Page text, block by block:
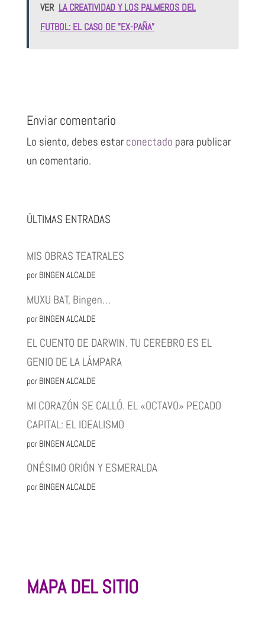
ok Ap
VER LA CREATIVIDAD Y LOS PALMEROS DEL
FUTBOL: EL CASO DE "EX-PAÑA"
Enviar comentario
Lo siento, debes estar conectado para publicar
un comentario.
ÚLTIMAS ENTRADAS
MIS OBRAS TEATRALES
por BINGEN ALCALDE
MUXU BAT, Bingen…
por BINGEN ALCALDE
EL CUENTO DE DARWIN. TU CEREBRO ES EL
GENIO DE LA LÁMPARA
por BINGEN ALCALDE
MI CORAZÓN SE CALLÓ. EL «OCTAVO» PECADO
CAPITAL: EL IDEALISMO
por BINGEN ALCALDE
ONÉSIMO ORIÓN Y ESMERALDA
por BINGEN ALCALDE
MAPA DEL SITIO